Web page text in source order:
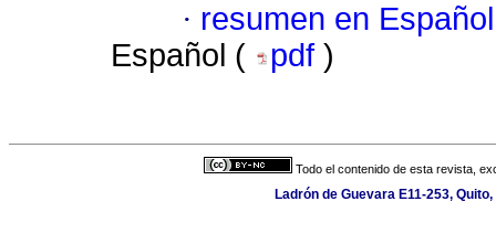
· resumen en Español
Español (
pdf )
Todo el contenido de esta revista,
Ladrón de Guevara E11-253,